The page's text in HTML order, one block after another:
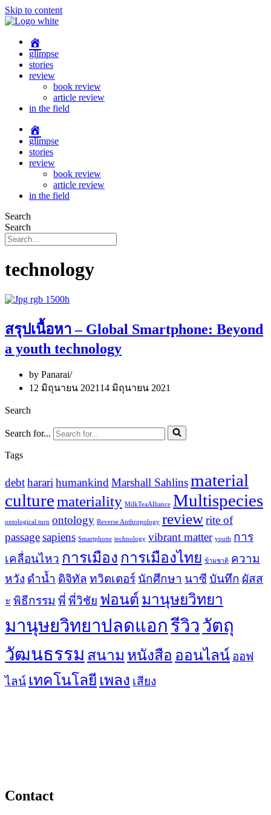
Skip to content
glimpse
stories
review
book review
article review
in the field
glimpse
stories
review
book review
article review
in the field
Search
Search
technology
สรุปเนื้อหา – Global Smartphone: Beyond
a youth technology
by Panarai
12 มิถุนายน 2021 14 มิถุนายน 2021
Search
Search for...
Tags
debtharari humankind Marshall Sahlinsmaterial
culturemateriality MilkTeaAlliance Multispecies
ontological turn ontology Reverse Anthropology reviewrite of
passagesapiens Smartphone technology vibrant matter youth การ
เคลื่อนไหว การเมือง การเมืองไทย ข้ามชาติ ความ
หวัง ดำน้ำ ดิจิทัล ทวิตเตอร์ นักศึกษา นาซี บันทึก ผัสส
ะ พิธีกรรม พี่ พี่วิชัย ฟอนต์ มานุษยวิทยา
มานุษยวิทยาปลดแอกรีวิววัตถุ
วัฒนธรรม สนาม หนังสือ ออนไลน์ ออฟ
ไลน์ เทคโนโลยี เพลง เสียง
Contact